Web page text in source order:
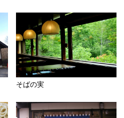
そばの実